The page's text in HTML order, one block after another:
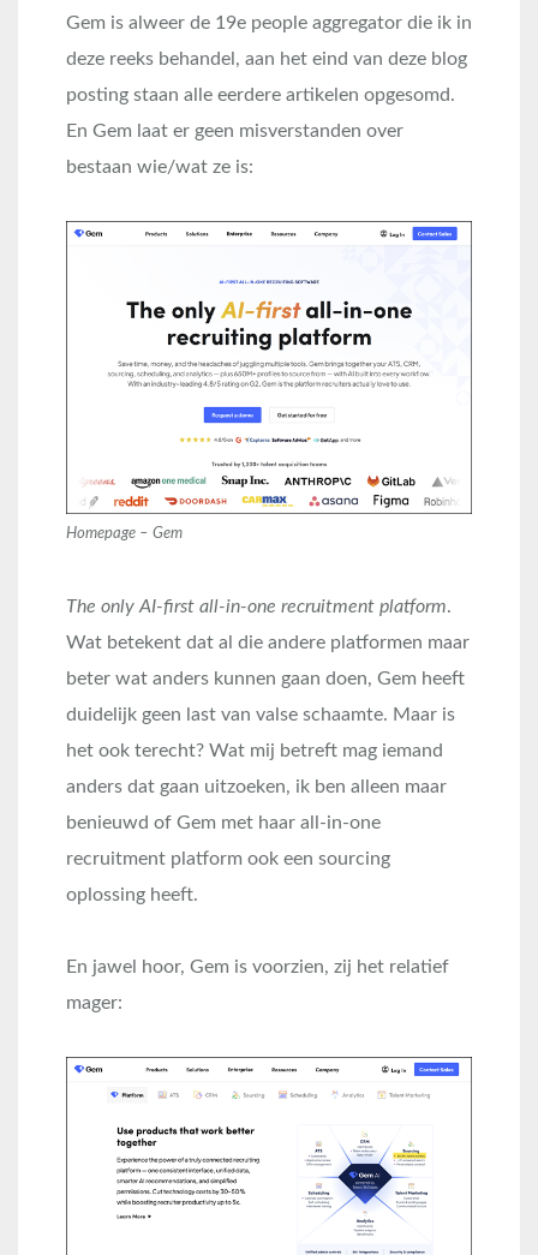
Gem is alweer de 19e people aggregator die ik in
deze reeks behandel, aan het eind van deze blog
posting staan alle eerdere artikelen opgesomd.
En Gem laat er geen misverstanden over
bestaan wie/wat ze is:
Homepage – Gem
The only AI-first all-in-one recruitment platform.
Wat betekent dat al die andere platformen maar
beter wat anders kunnen gaan doen, Gem heeft
duidelijk geen last van valse schaamte. Maar is
het ook terecht? Wat mij betreft mag iemand
anders dat gaan uitzoeken, ik ben alleen maar
benieuwd of Gem met haar all-in-one
recruitment platform ook een sourcing
oplossing heeft.
En jawel hoor, Gem is voorzien, zij het relatief
mager: